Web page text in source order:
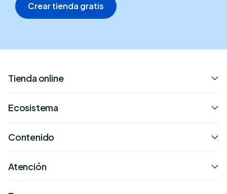
Crear tienda gratis
Tienda online
Ecosistema
Contenido
Atención